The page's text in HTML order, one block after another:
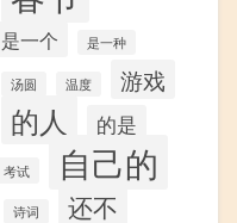
是一个 是一种
汤圆 温度 游戏
的人 的是
考试 自己的
诗词 还不